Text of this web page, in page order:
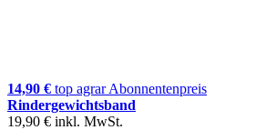
14,90 € top agrar Abonnentenpreis
Rindergewichtsband
19,90 € inkl. MwSt.